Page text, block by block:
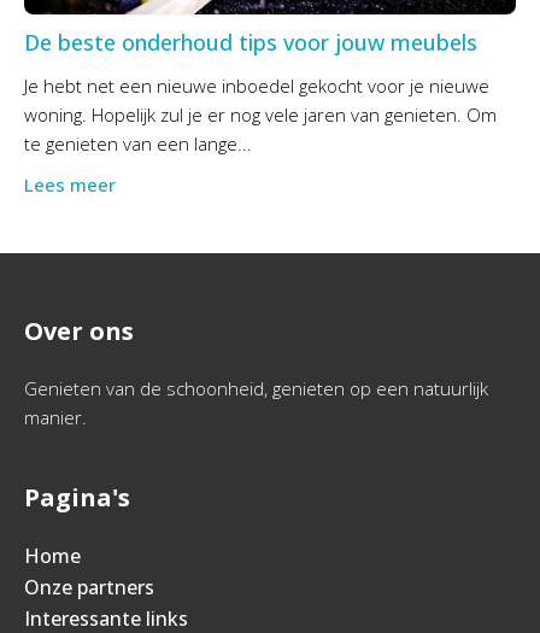
De beste onderhoud tips voor jouw meubels
Je hebt net een nieuwe inboedel gekocht voor je nieuwe
woning. Hopelijk zul je er nog vele jaren van genieten. Om
te genieten van een lange...
Lees meer
Over ons
Genieten van de schoonheid, genieten op een natuurlijk
manier.
Pagina's
Home
Onze partners
Interessante links